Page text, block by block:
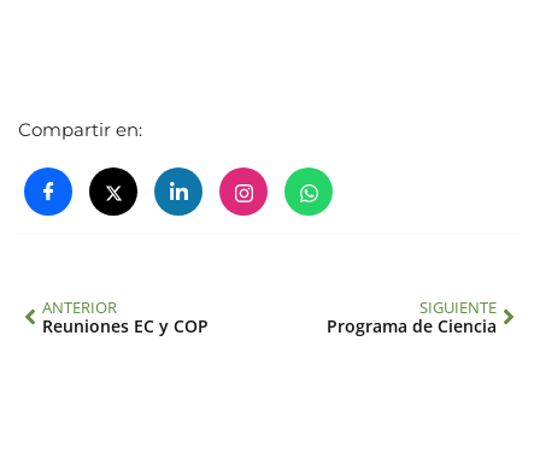
Compartir en:
ANTERIOR
Reuniones EC y COP
SIGUIENTE
Programa de Ciencia